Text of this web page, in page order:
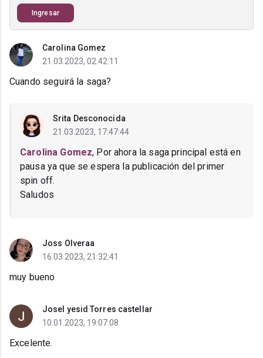
Ingresar
Carolina Gomez
21.03.2023, 02:42:11
Cuando seguirá la saga?
Srita Desconocida
21.03.2023, 17:47:44
Carolina Gomez, Por ahora la saga principal está en
pausa ya que se espera la publicación del primer
spin off.
Saludos
Joss Olveraa
16.03.2023, 21:32:41
muy bueno
Josel yesid Torres castellar
10.01.2023, 19:07:08
Excelente.